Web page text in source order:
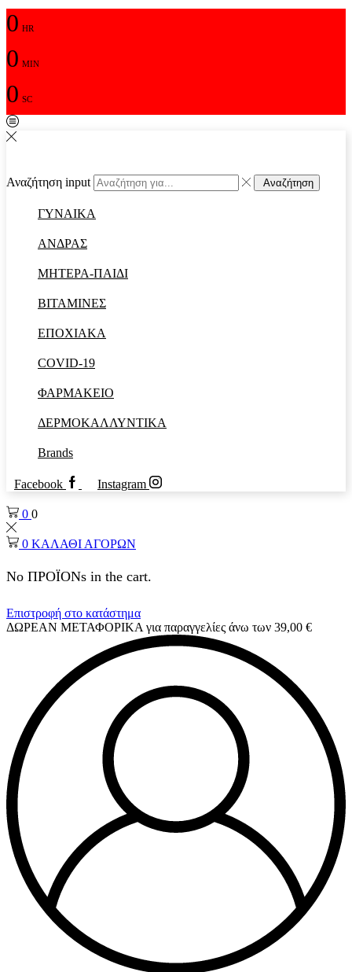
0 HR
0 MIN
0 SC
Αναζήτηση input Αναζήτηση
ΓΥΝΑΙΚΑ
ΑΝΔΡΑΣ
ΜΗΤΕΡΑ-ΠΑΙΔΙ
ΒΙΤΑΜΙΝΕΣ
ΕΠΟΧΙΑΚΑ
COVID-19
ΦΑΡΜΑΚΕΙΟ
ΔΕΡΜΟΚΑΛΛΥΝΤΙΚΑ
Brands
Facebook Instagram
0 0
0 ΚΑΛΑΘΙ ΑΓΟΡΩΝ
No ΠΡΟΪΟΝs in the cart.
Επιστροφή στο κατάστημα
ΔΩΡΕΑΝ ΜΕΤΑΦΟΡΙΚΑ για παραγγελίες άνω των 39,00 €